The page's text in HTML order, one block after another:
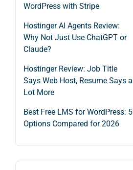
WordPress with Stripe
Hostinger AI Agents Review:
Why Not Just Use ChatGPT or
Claude?
Hostinger Review: Job Title
Says Web Host, Resume Says a
Lot More
Best Free LMS for WordPress: 5
Options Compared for 2026